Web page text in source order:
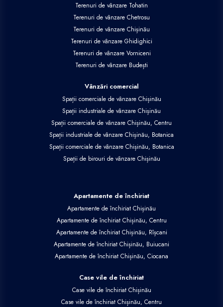
Terenuri de vânzare Tohatin
Terenuri de vânzare Chetrosu
Terenuri de vânzare Chișinău
Terenuri de vânzare Ghidighici
Terenuri de vânzare Vorniceni
Terenuri de vânzare Budești
Vânzări comercial
Spații comerciale de vânzare Chișinău
Spații industriale de vânzare Chișinău
Spații comerciale de vânzare Chișinău, Centru
Spații industriale de vânzare Chișinău, Botanica
Spații comerciale de vânzare Chișinău, Botanica
Spații de birouri de vânzare Chișinău
Apartamente de închiriat
Apartamente de închiriat Chișinău
Apartamente de închiriat Chișinău, Centru
Apartamente de închiriat Chișinău, Rîșcani
Apartamente de închiriat Chișinău, Buiucani
Apartamente de închiriat Chișinău, Ciocana
Case vile de închiriat
Case vile de închiriat Chișinău
Case vile de închiriat Chișinău, Centru